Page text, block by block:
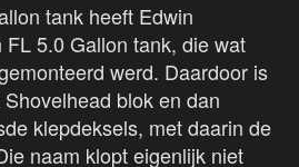
tank heeft Edwin
5.0 Gallon tank, die wat
werd. Daardoor is
blok en dan
klepdeksels, met daarin de
naam klopt eigenlijk niet